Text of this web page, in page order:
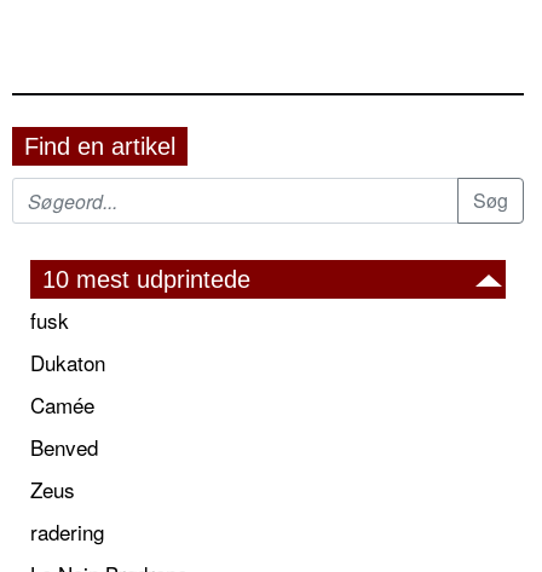
Find en artikel
10 mest udprintede
fusk
Dukaton
Camée
Benved
Zeus
radering